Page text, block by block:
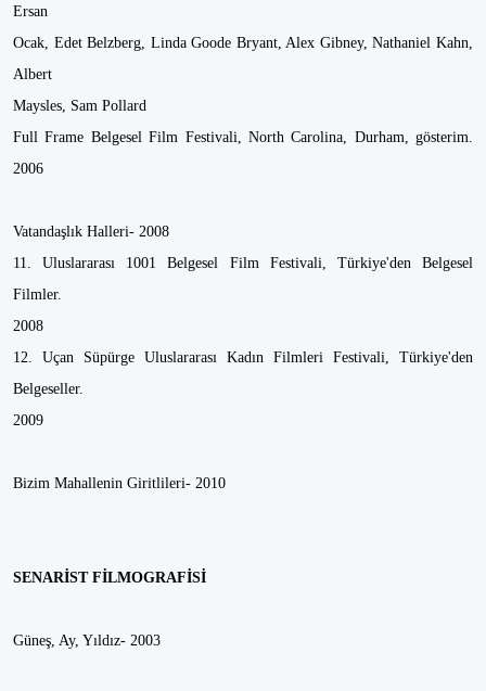
Ersan
Ocak, Edet Belzberg, Linda Goode Bryant, Alex Gibney, Nathaniel Kahn,
Albert
Maysles, Sam Pollard
Full Frame Belgesel Film Festivali, North Carolina, Durham, gösterim.
2006
Vatandaşlık Halleri- 2008
11. Uluslararası 1001 Belgesel Film Festivali, Türkiye'den Belgesel
Filmler.
2008
12. Uçan Süpürge Uluslararası Kadın Filmleri Festivali, Türkiye'den
Belgeseller.
2009
Bizim Mahallenin Giritlileri- 2010
SENARİST FİLMOGRAFİSİ
Güneş, Ay, Yıldız- 2003